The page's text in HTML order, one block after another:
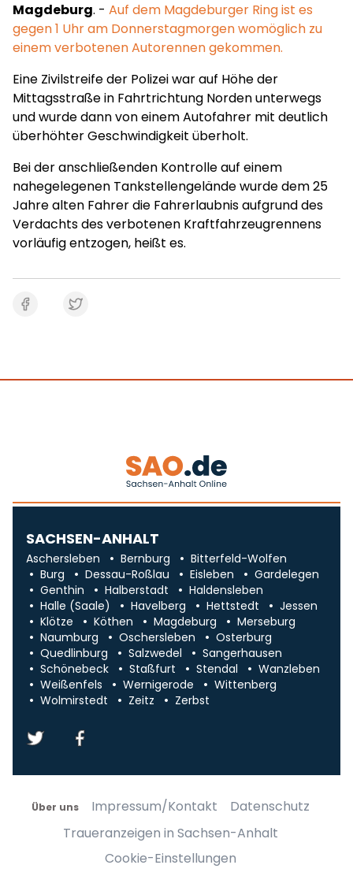
Magdeburg. - Auf dem Magdeburger Ring ist es
gegen 1 Uhr am Donnerstagmorgen womöglich zu
einem verbotenen Autorennen gekommen.
Eine Zivilstreife der Polizei war auf Höhe der
Mittagsstraße in Fahrtrichtung Norden unterwegs
und wurde dann von einem Autofahrer mit deutlich
überhöhter Geschwindigkeit überholt.
Bei der anschließenden Kontrolle auf einem
nahegelegenen Tankstellengelände wurde dem 25
Jahre alten Fahrer die Fahrerlaubnis aufgrund des
Verdachts des verbotenen Kraftfahrzeugrennens
vorläufig entzogen, heißt es.
SACHSEN-ANHALT
Aschersleben Bernburg
Bitterfeld-Wolfen
Burg
Dessau-Roßlau Eisleben
Gardelegen
Genthin
Halberstadt
Haldensleben
Halle (Saale)
Havelberg Hettstedt
Jessen
Klötze
Köthen Magdeburg
Merseburg
Naumburg
Oschersleben
Osterburg
Quedlinburg
Salzwedel
Sangerhausen
Schönebeck
Staßfurt Stendal
Wanzleben
Weißenfels
Wernigerode
Wittenberg
Wolmirstedt
Zeitz Zerbst
Über uns Impressum/Kontakt
Datenschutz
Traueranzeigen in Sachsen-Anhalt
Cookie-Einstellungen